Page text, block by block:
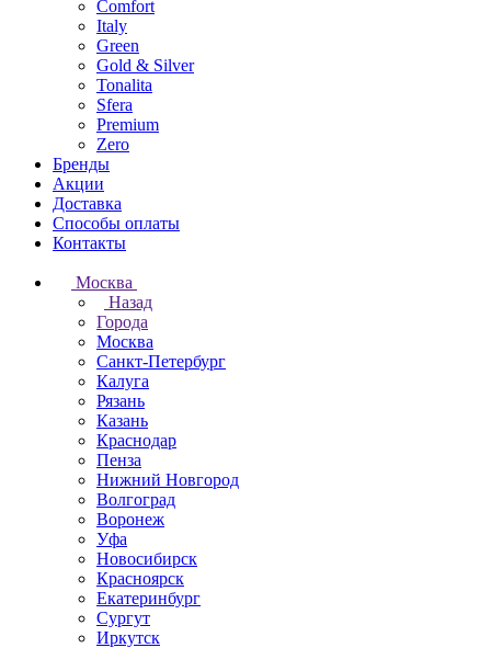
Comfort
Italy
Green
Gold & Silver
Tonalita
Sfera
Premium
Zero
Бренды
Акции
Доставка
Способы оплаты
Контакты
Москва
Назад
Города
Москва
Санкт-Петербург
Калуга
Рязань
Казань
Краснодар
Пенза
Нижний Новгород
Волгоград
Воронеж
Уфа
Новосибирск
Красноярск
Екатеринбург
Сургут
Иркутск